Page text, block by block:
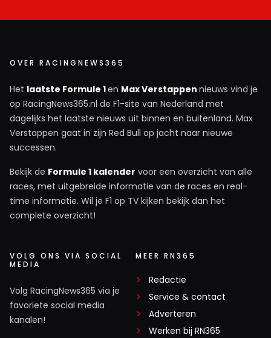
OVER RACINGNEWS365
Het laatste Formule 1en Max Verstappen nieuws vind je
op RacingNews365.nl de F1-site van Nederland met
dagelijks het laatste nieuws uit binnen en buitenland. Max
Verstappen gaat in zijn Red Bull op jacht naar nieuwe
successen.
Bekijk de Formule 1 kalender voor een overzicht van alle
races, met uitgebreide informatie van de races en real-
time informatie. Wil je F1 op TV kijken bekijk dan het
complete overzicht!
VOLG ONS VIA SOCIAL
MEDIA
Volg RacingNews365 via je
favoriete social media
kanalen!
MEER RN365
Redactie
Service & contact
Adverteren
Werken bij RN365